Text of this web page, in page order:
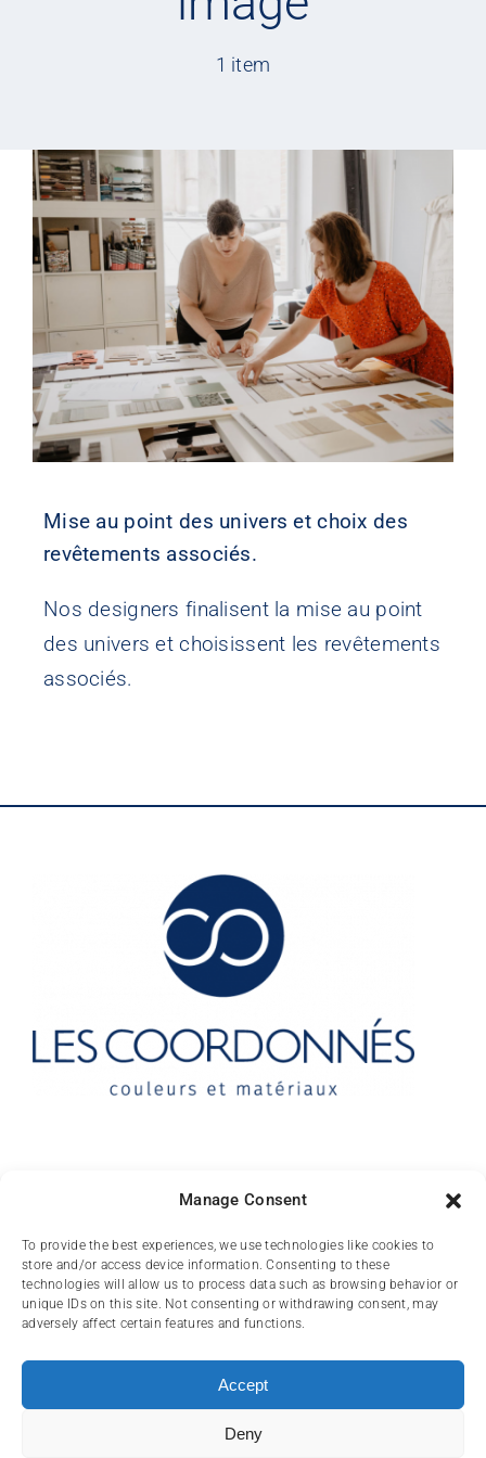
Manage Consent
To provide the best experiences, we use technologies like cookies to
store and/or access device information. Consenting to these
technologies will allow us to process data such as browsing behavior or
unique IDs on this site. Not consenting or withdrawing consent, may
adversely affect certain features and functions.
Accept
Deny
Nos partenaires
Matériauthèque
Inspirez-vous
Formation
Contact
1 item
Mise au point des univers et choix des
revêtements associés.
Nos designers finalisent la mise au point
des univers et choisissent les revêtements
associés.
10 rue des Arts
FR-31000 TOULOUSE
(+33) 05 62 84 81
contact@lescoordonnes.com